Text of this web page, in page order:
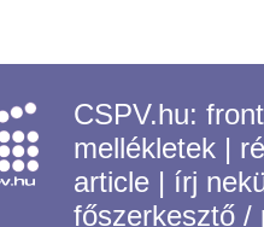
CSPV.hu:
mellékletek |
article | írj
főszerkesztő